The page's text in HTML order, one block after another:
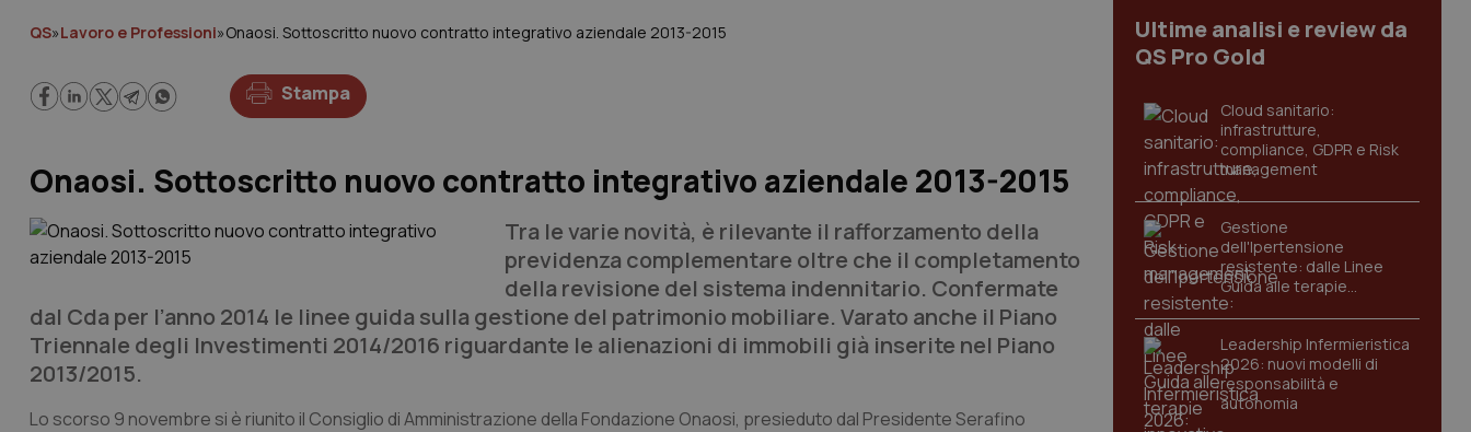
QS»Lavoro e Professioni»Onaosi. Sottoscritto nuovo contratto integrativo aziendale 2013-2015
Stampa
Onaosi. Sottoscritto nuovo contratto integrativo aziendale 2013-2015
Tra le varie novità, è rilevante il rafforzamento della
previdenza complementare oltre che il completamento
della revisione del sistema indennitario. Confermate
dal Cda per l’anno 2014 le linee guida sulla gestione del patrimonio mobiliare. Varato anche il Piano
Triennale degli Investimenti 2014/2016 riguardante le alienazioni di immobili già inserite nel Piano
2013/2015.
Lo scorso 9 novembre si è riunito il Consiglio di Amministrazione della Fondazione Onaosi, presieduto dal Presidente Serafino
Ultime analisi e review da
QS Pro Gold
Cloud sanitario:
infrastrutture,
compliance, GDPR e Risk
management
Gestione
dell'Ipertensione
resistente: dalle Linee
Guida alle terapie
innovative
Leadership Infermieristica
2026: nuovi modelli di
responsabilità e
autonomia